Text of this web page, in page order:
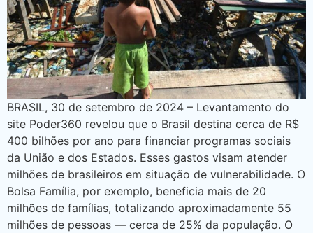
BRASIL, 30 de setembro de 2024 – Levantamento do
site Poder360 revelou que o Brasil destina cerca de R$
400 bilhões por ano para financiar programas sociais
da União e dos Estados. Esses gastos visam atender
milhões de brasileiros em situação de vulnerabilidade. O
Bolsa Família, por exemplo, beneficia mais de 20
milhões de famílias, totalizando aproximadamente 55
milhões de pessoas — cerca de 25% da população. O